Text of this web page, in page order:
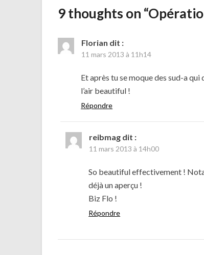
9 thoughts on “
Florian dit :
11 mars 2013 à 11h14
Et après tu se moque des sud-a qui
l’air beautiful !
Répondre
reibmag dit :
11 mars 2013 à 14h00
So beautiful effectivement !
déjà un aperçu !
Biz Flo !
Répondre